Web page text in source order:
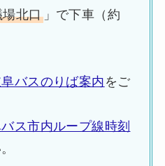
場北口」で下車（約
バスのりば案内 をご
ス市内ループ線時刻